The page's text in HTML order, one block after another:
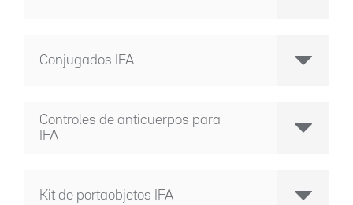
Conjugados IFA
Controles de anticuerpos para
IFA
Kit de portaobjetos IFA